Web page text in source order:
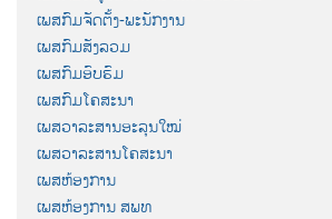
ເພສກົມຈັດຕັ້ງ-ພະນັກງານ
ເພສກົມສັງລວມ
ເພສກົມອົບຮົມ
ເພສກົມໂຄສະນາ
ເພສວາລະສານອະລຸນໃໝ່
ເພສວາລະສານໂຄສະນາ
ເພສຫ້ອງການ
ເພສຫ້ອງການ ສພທ